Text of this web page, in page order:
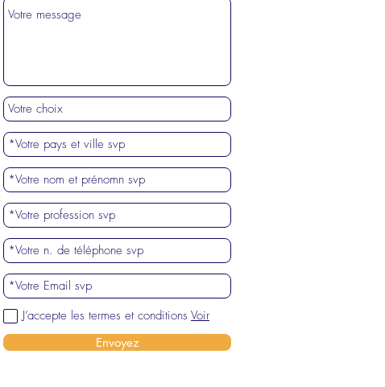
J’accepte les termes et conditions Voir
Envoyez